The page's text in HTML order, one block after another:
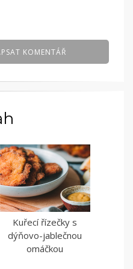
KOMENTÁŘ
Kuřecí řízečky s
dýňovo-jablečnou
omáčkou